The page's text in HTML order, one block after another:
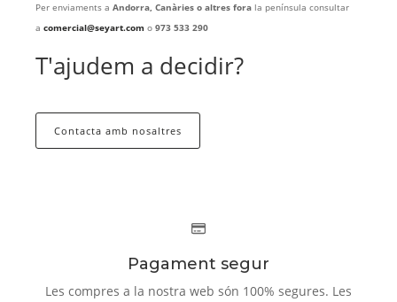
CHOCOLATE
PEARLS
Per enviaments aAndorra, Canàries o altres fora la península consultar
acomercial@seyart.com o973 533 290
T'ajudem a decidir?
Contacta amb nosaltres
Pagament segur
Les compres a la nostra web són 100% segures. Les